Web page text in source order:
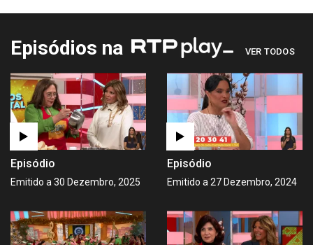
Episódios na VER TODOS
Episódio
Emitido a 30 Dezembro, 2025
Episódio
Emitido a 27 Dezembro, 2024